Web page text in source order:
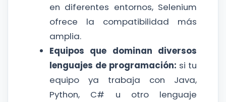
en diferentes entornos, Selenium
ofrece la compatibilidad más
amplia.
Equipos que dominan diversos
lenguajes de programación: si tu
equipo ya trabaja con Java,
Python, C# u otro lenguaje